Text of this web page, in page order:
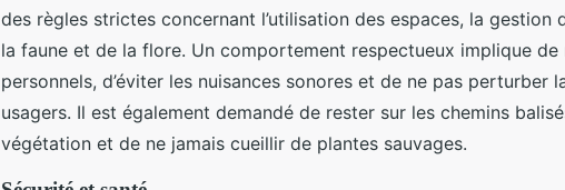
des règles strictes concernant l’utilisation des espaces, la gestion
la faune et de la flore. Un comportement respectueux implique
personnels, d’éviter les nuisances sonores et de ne pas perturber
usagers. Il est également demandé de rester sur les chemins
végétation et de ne jamais cueillir de plantes sauvages.